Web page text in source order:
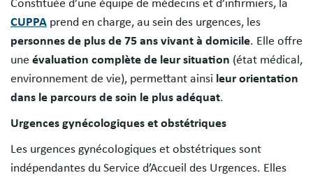
Constituée d’une équipe de médecins et d’infirmiers, la
CUPPA prend en charge, au sein des urgences, les
personnes de plus de 75 ans vivant à domicile. Elle offre
une évaluation complète de leur situation (état médical,
environnement de vie), permettant ainsi leur orientation
dans le parcours de soin le plus adéquat.
Urgences gynécologiques et obstétriques
Les urgences gynécologiques et obstétriques sont
indépendantes du Service d’Accueil des Urgences. Elles